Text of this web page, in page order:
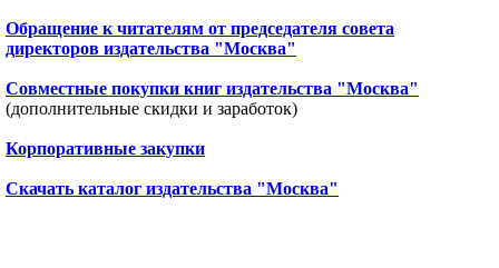
Обращение к читателям от председателя совета
директоров издательства "Москва"
Совместные покупки книг издательства "Москва"
(дополнительные скидки и заработок)
Корпоративные закупки
Скачать каталог издательства "Москва"